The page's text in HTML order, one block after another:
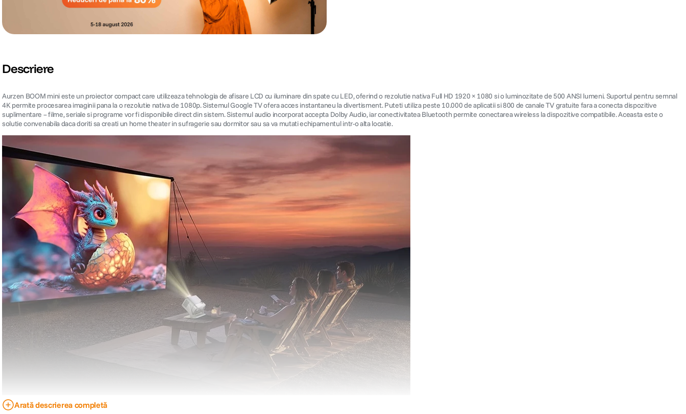
Descriere
Aurzen BOOM mini este un proiector compact care utilizeaza tehnologia de afisare LCD cu iluminare din spate cu LED, oferind o rezolutie nativa Full HD 1920 × 1080 si o luminozitate de 500 ANSI lumeni. Suportul pentru semnal
4K permite procesarea imaginii pana la o rezolutie nativa de 1080p. Sistemul Google TV ofera acces instantaneu la divertisment. Puteti utiliza peste 10.000 de aplicatii si 800 de canale TV gratuite fara a conecta dispozitive
suplimentare – filme, seriale si programe vor fi disponibile direct din sistem. Sistemul audio incorporat accepta Dolby Audio, iar conectivitatea Bluetooth permite conectarea wireless la dispozitive compatibile. Aceasta este o
solutie convenabila daca doriti sa creati un home theater in sufragerie sau dormitor sau sa va mutati echipamentul intr-o alta locatie.
O imagine care se ajusteaza singura
Arată descrierea completă